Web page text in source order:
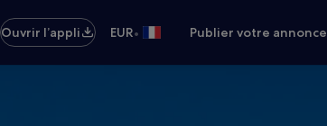
Ouvrir l’appli EUR• Publier votre annonce